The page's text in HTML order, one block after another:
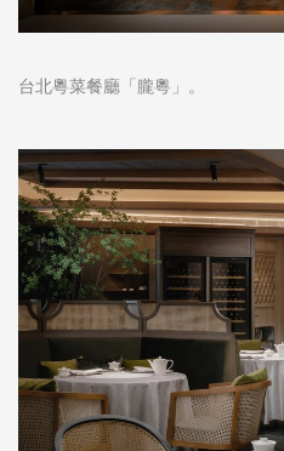
台北粵菜餐廳「朧粵」。